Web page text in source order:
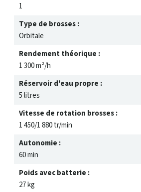
1
Type de brosses :
Orbitale
Rendement théorique :
1 300 m²/h
Réservoir d'eau propre :
5 litres
Vitesse de rotation brosses :
1 450/1 880 tr/min
Autonomie :
60 min
Poids avec batterie :
27 kg